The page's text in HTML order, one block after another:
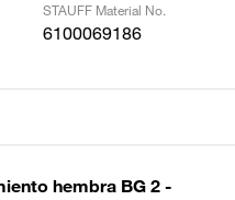
STAUFF Material No.
6100069186
hembra BG 2 -